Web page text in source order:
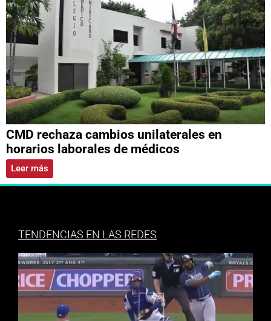
CMD rechaza cambios unilaterales en
horarios laborales de médicos
Leer más
TENDENCIAS EN LAS REDES